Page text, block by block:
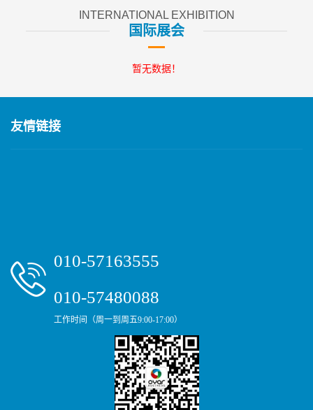
INTERNATIONAL EXHIBITION
国际展会
暂无数据！
友情链接
010-57163555
010-57480088
工作时间（周一到周五9:00-17:00）